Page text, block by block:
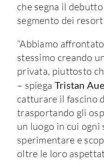
che segna il
segmento dei
“Abbiamo
stessimo creando
privata, piuttosto
– spiega Tristan
catturare il fascino
trasportando gli
un luogo in cui ogni
sperimentare e
oltre le loro